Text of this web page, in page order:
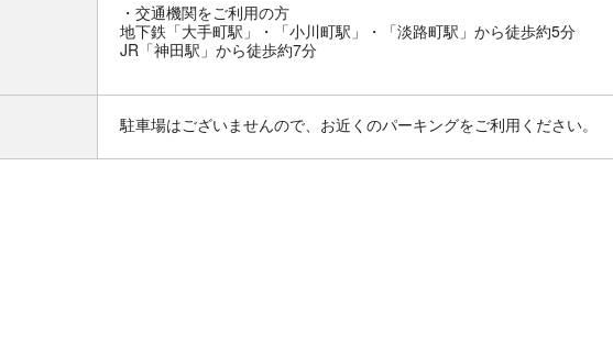
交通機関をご利用の方
地下鉄「大手町駅」・「小川町駅」・「淡路町駅」から徒歩約5分
JR「神田駅」から徒歩約7分
駐車場はございませんので、お近くのパーキングをご利用ください。